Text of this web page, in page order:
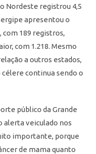
Nordeste registrou 4,5
apresentou o
com 189 registros,
com 1.218. Mesmo
a outros estados,
continua sendo o
público da Grande
alerta veiculado nos
importante, porque
de mama quanto